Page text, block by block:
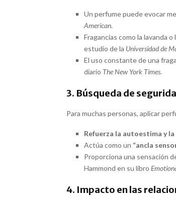
Un perfume puede evocar
American.
Fragancias como la lavanda
estudio de la Universidad de
El uso constante de una
diario The New York Times.
3. Búsqueda de
Para muchas personas, aplicar
Refuerza la autoestima y la
Actúa como un “ancla
Proporciona una sensación
Hammond en su libro
4. Impacto en las